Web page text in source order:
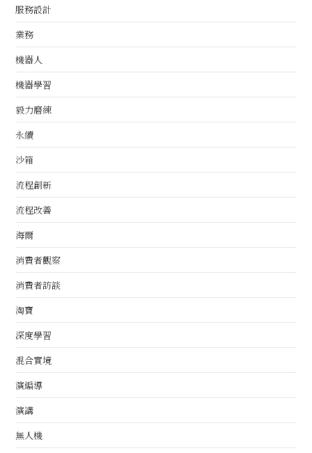
服務設計
業務
機器人
機器學習
毅力磨練
永續
沙箱
流程創新
流程改善
海爾
消費者觀察
消費者訪談
淘寶
深度學習
混合實境
演編導
演講
無人機